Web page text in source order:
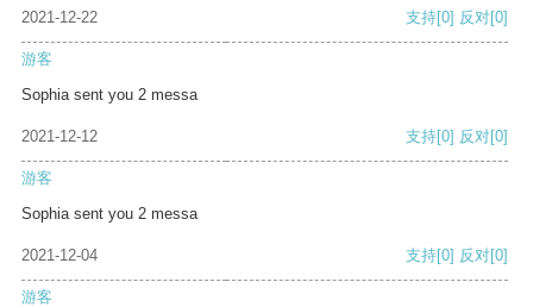
2021-12-22 支持[0] 反对[0]
游客
Sophia sent you 2 messa
2021-12-12 支持[0] 反对[0]
游客
Sophia sent you 2 messa
2021-12-04 支持[0] 反对[0]
游客